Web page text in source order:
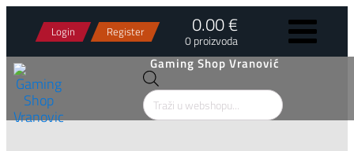
Login Register 0.00 €
0 proizvoda
Gaming Shop Vranović
Products
search